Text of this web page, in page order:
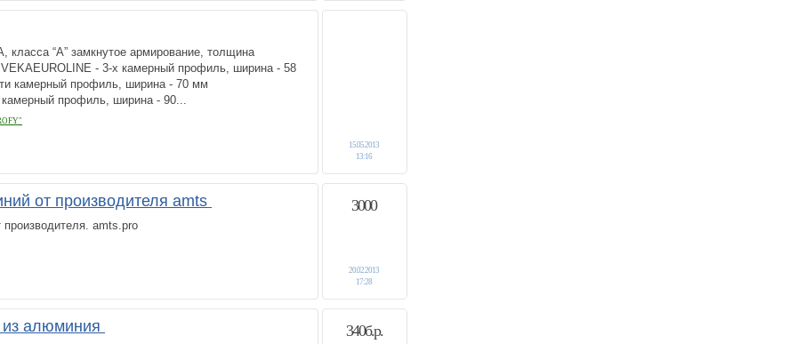
“А” замкнутое армирование, толщина
- 3-х камерный профиль, ширина - 58
камерный профиль, ширина - 70 мм
профиль, ширина - 90...
15.05.2013
13:16
от производителя amts
amts.pro
3000
20.02.2013
17:28
алюминия 340б.р.